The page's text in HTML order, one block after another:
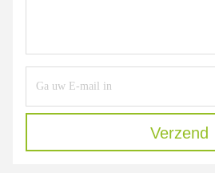
Verzend